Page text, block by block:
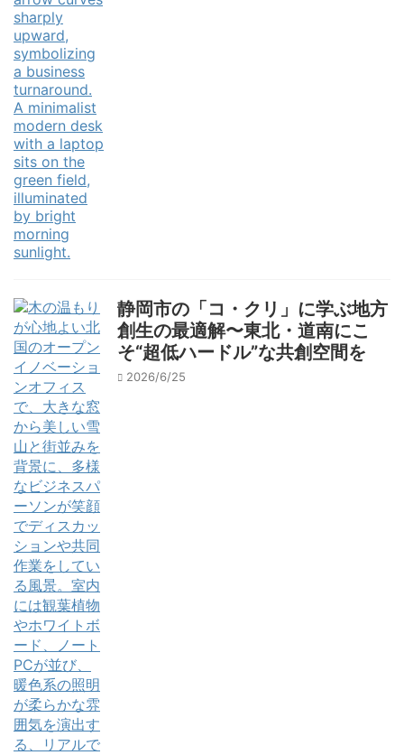
静岡市の「コ・クリ」に学ぶ地方
創生の最適解〜東北・道南にこ
そ“超低ハードル”な共創空間を
2026/6/25